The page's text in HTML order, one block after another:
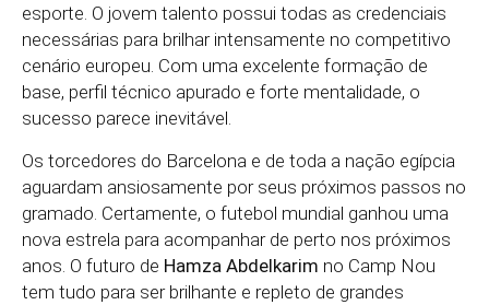
esporte. O jovem talento possui todas as credenciais
necessárias para brilhar intensamente no competitivo
cenário europeu. Com uma excelente formação de
base, perfil técnico apurado e forte mentalidade, o
sucesso parece inevitável.
Os torcedores do Barcelona e de toda a nação egípcia
aguardam ansiosamente por seus próximos passos no
gramado. Certamente, o futebol mundial ganhou uma
nova estrela para acompanhar de perto nos próximos
anos. O futuro de Hamza Abdelkarim no Camp Nou
tem tudo para ser brilhante e repleto de grandes